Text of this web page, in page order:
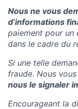
Nous ne vous
d’informations
paiement pour un
dans le cadre du
Si une telle
fraude. Nous
nous le signaler
Encourageant la